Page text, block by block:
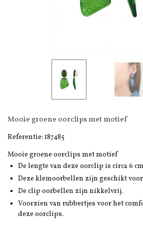
Mooie groene oorclips met motief
Referentie: 187485
Mooie groene oorclips met motief
De lengte van deze oorclip is circa 6
Deze klemoorbellen zijn geschikt
De clip oorbellen zijn nikkelvrij.
Voorzien van rubbertjes voor het
deze oorclips.